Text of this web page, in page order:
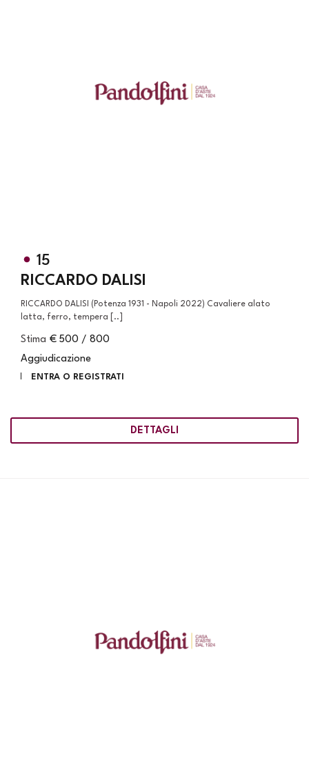
15
RICCARDO DALISI
RICCARDO DALISI (Potenza 1931 - Napoli 2022) Cavaliere alato
latta, ferro, tempera [..]
Stima € 500 / 800
Aggiudicazione
ENTRA O REGISTRATI
DETTAGLI